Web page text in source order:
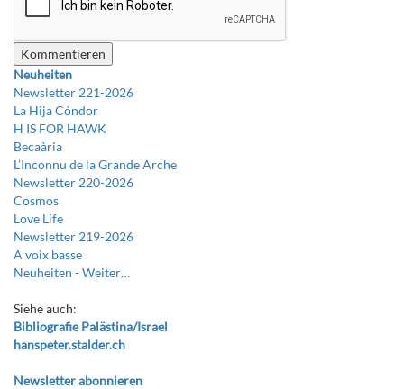
Neuheiten
Newsletter 221-2026
La Hija Cóndor
H IS FOR HAWK
Becaària
L’Inconnu de la Grande Arche
Newsletter 220-2026
Cosmos
Love Life
Newsletter 219-2026
A voix basse
Neuheiten -Weiter…
Siehe auch:
Bibliografie Palästina/Israel
hanspeter.stalder.ch
Newsletter abonnieren